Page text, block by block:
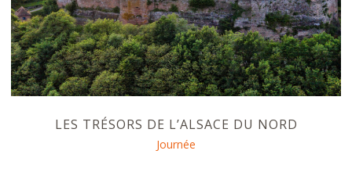
LES TRÉSORS DE L’ALSACE DU NORD
Journée